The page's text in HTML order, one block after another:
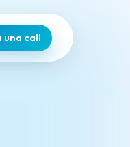
una call